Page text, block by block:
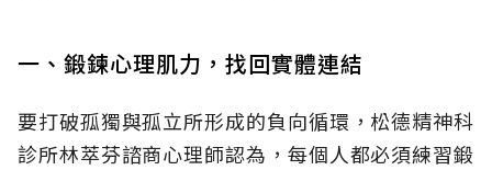
一、鍛鍊心理肌力，找回實體連結
要打破孤獨與孤立所形成的負向循環，松德精神科
診所林萃芬諮商心理師認為，每個人都必須練習鍛